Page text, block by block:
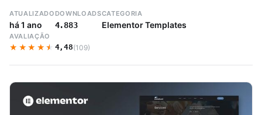
ATUALIZADO
há 1 ano
DOWNLOADS
4.883
CATEGORIA
Elementor Templates
AVALIAÇÃO
★★★★★
★★★★★ 4,48(109)